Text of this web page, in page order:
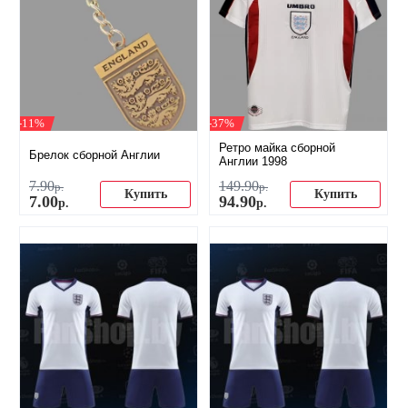
-11%
Брелок сборной Англии
7.90р.
7.00р.
Купить
-37%
Ретро майка сборной
Англии 1998
149.90р.
94.90р.
Купить